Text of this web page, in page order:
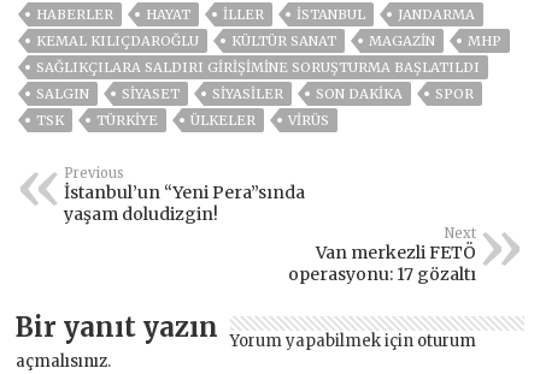
HABERLER
HAYAT İLLER ISTANBUL
JANDARMA
KEMAL KILIÇDAROĞLU
KÜLTÜR SANAT MAGAZİN
MHP
SAĞLIKÇILARA SALDIRI GIRIŞIMINE SORUŞTURMA BAŞLATILDI
SALGIN
SİYASET SİYASİLER SON DAKIKA
SPOR
TSK
TÜRKİYE ÜLKELER VIRÜS
Previous
İstanbul’un “Yeni Pera”sında
yaşam doludizgin!
Next
Van merkezli FETÖ
operasyonu: 17 gözaltı
Bir yanıt yazın Yorum yapabilmek için oturum
açmalısınız.